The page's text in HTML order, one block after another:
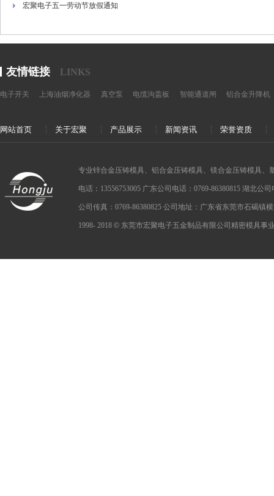
宏聚电子五一劳动节放假通知
友情链接 LINKS
电子开关 上海油烟净化器 真空泵 电缆沟盖板 智能通道闸 铝合金升降机
网站首页 关于宏聚 产品展示 新闻资讯 荣誉资质
专业锌合金压铸模具、铝合金压铸模具、镁合金压铸模具、
电话：13556753005 广东公司电话：0769-86380815 湖北公
公司传真：0769-86380825 公司地址：广东省东莞市石碣镇
1998- 2018 © 东莞市宏聚电子五金制品有限公司精密模具事